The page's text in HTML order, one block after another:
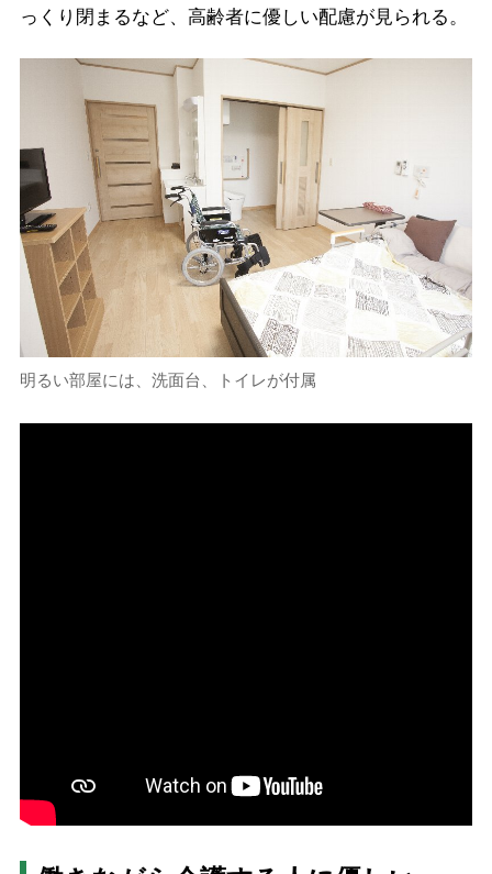
っくり閉まるなど、高齢者に優しい配慮が見られる。
明るい部屋には、洗面台、トイレが付属